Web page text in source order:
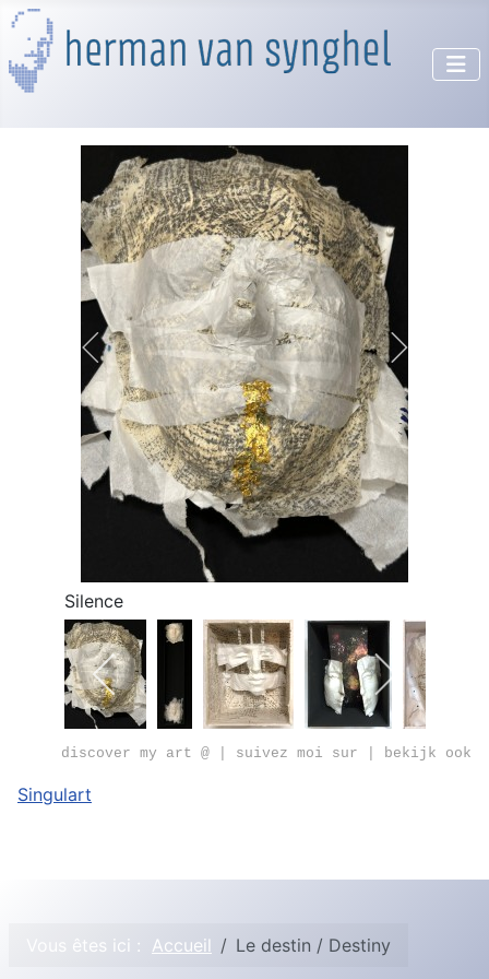
Silence
discover my art @ | suivez moi sur | bekijk ook
Singulart
Vous êtes ici : Accueil Le destin / Destiny